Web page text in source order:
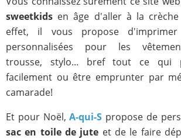
sweetkids en âge d'aller à la
effet, il vous propose
personnalisées pour les
trousse, stylo... bref tout ce qui
facilement ou être emprunter par
camarade!
Et pour Noël, A-qui-S propose de
sac en toile de jute et de le faire